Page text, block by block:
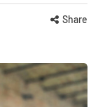
Share